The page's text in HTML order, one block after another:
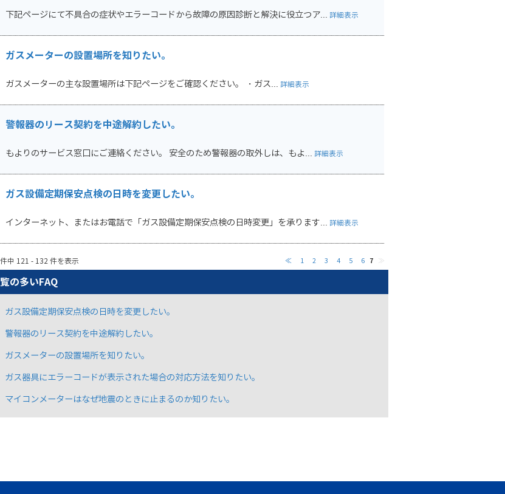
下記ページにて不具合の症状やエラーコードから故障の原因診断と解決に役立つア... 詳細表示
ガスメーターの設置場所を知りたい。
ガスメーターの主な設置場所は下記ページをご確認ください。 ・ガス... 詳細表示
警報器のリース契約を中途解約したい。
もよりのサービス窓口にご連絡ください。 安全のため警報器の取外しは、もよ... 詳細表示
ガス設備定期保安点検の日時を変更したい。
インターネット、またはお電話で「ガス設備定期保安点検の日時変更」を承ります... 詳細表示
中 121 - 132 件を表示 ≪ 1 2 3 4 5 6 7
の多いFAQ
ガス設備定期保安点検の日時を変更したい。
警報器のリース契約を中途解約したい。
ガスメーターの設置場所を知りたい。
ガス器具にエラーコードが表示された場合の対応方法を知りたい。
マイコンメーターはなぜ地震のときに止まるのか知りたい。